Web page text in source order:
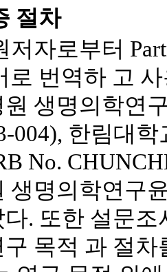
절차
자로부터
로 번역하 고
원 생명의학연
004), 한림대
No.
생명의학연구
. 또한 설문
목적 과 절